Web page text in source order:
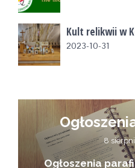
Kult relikwii w
2023-10-31
8
Ogłoszenia